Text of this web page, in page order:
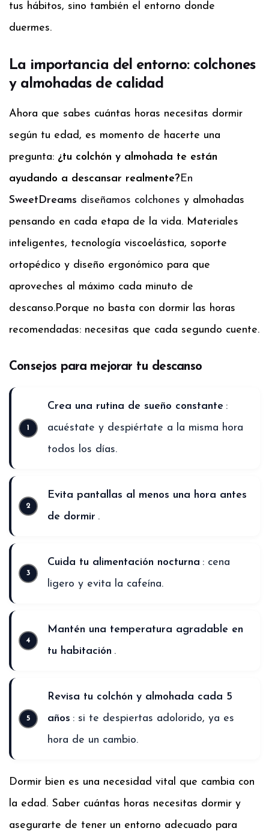
tus hábitos, sino también el entorno donde
duermes.
La importancia del entorno: colchones
y almohadas de calidad
Ahora que sabes cuántas horas necesitas dormir
según tu edad, es momento de hacerte una
pregunta: ¿tu colchón y almohada te están
ayudando a descansar realmente?En
SweetDreams diseñamos colchones y almohadas
pensando en cada etapa de la vida. Materiales
inteligentes, tecnología viscoelástica, soporte
ortopédico y diseño ergonómico para que
aproveches al máximo cada minuto de
descanso.Porque no basta con dormir las horas
recomendadas: necesitas que cada segundo cuente.
Consejos para mejorar tu descanso
Crea una rutina de sueño constante :
acuéstate y despiértate a la misma hora
todos los días.
Evita pantallas al menos una hora antes
de dormir .
Cuida tu alimentación nocturna : cena
ligero y evita la cafeína.
Mantén una temperatura agradable en
tu habitación .
Revisa tu colchón y almohada cada 5
años : si te despiertas adolorido, ya es
hora de un cambio.
Dormir bien es una necesidad vital que cambia con
la edad. Saber cuántas horas necesitas dormir y
asegurarte de tener un entorno adecuado para